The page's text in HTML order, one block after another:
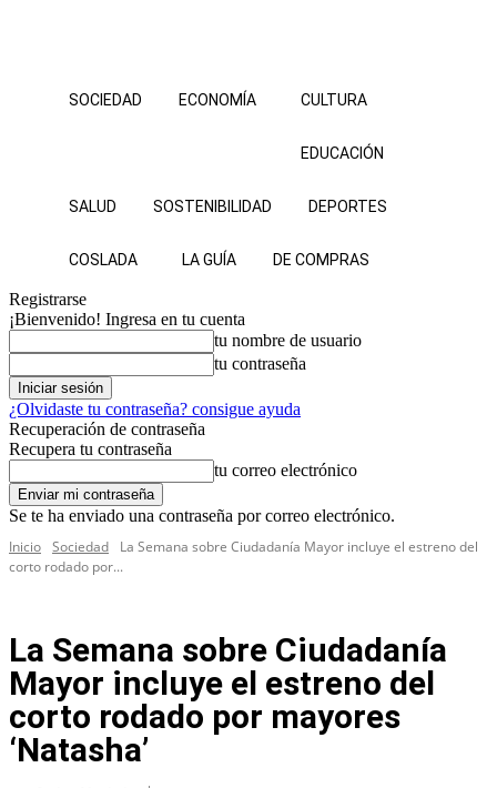
SOCIEDAD ECONOMÍA CULTURA
EDUCACIÓN
SALUD SOSTENIBILIDAD DEPORTES
COSLADA LA GUÍA DE COMPRAS
Registrarse
¡Bienvenido! Ingresa en tu cuenta
tu nombre de usuario
tu contraseña
¿Olvidaste tu contraseña? consigue ayuda
Recuperación de contraseña
Recupera tu contraseña
tu correo electrónico
Se te ha enviado una contraseña por correo electrónico.
Inicio Sociedad
La Semana sobre Ciudadanía Mayor incluye el estreno del
corto rodado por...
La Semana sobre Ciudadanía
Mayor incluye el estreno del
corto rodado por mayores
‘Natasha’